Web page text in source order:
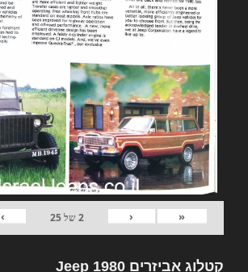
«
‹
2של25
›
קטלוג אביזרים Jeep 1980